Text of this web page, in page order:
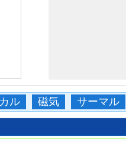
ル 磁気 サーマル